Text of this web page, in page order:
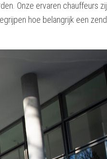
Onze ervaren chauffeurs
hoe belangrijk een